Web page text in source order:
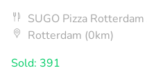
SUGO Pizza
Rotterdam (0km)
Sold: 391